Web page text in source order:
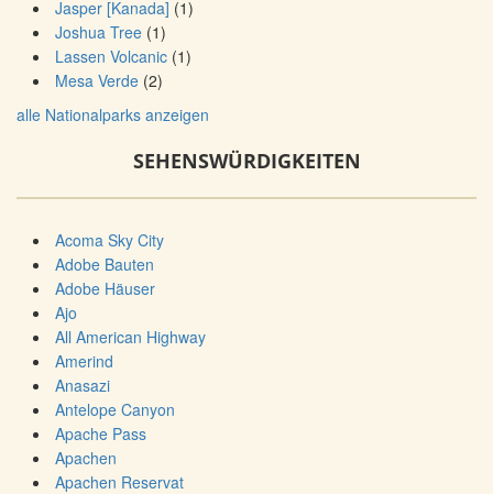
Jasper [Kanada] (1)
Joshua Tree (1)
Lassen Volcanic (1)
Mesa Verde (2)
alle Nationalparks anzeigen
SEHENSWÜRDIGKEITEN
Acoma Sky City
Adobe Bauten
Adobe Häuser
Ajo
All American Highway
Amerind
Anasazi
Antelope Canyon
Apache Pass
Apachen
Apachen Reservat